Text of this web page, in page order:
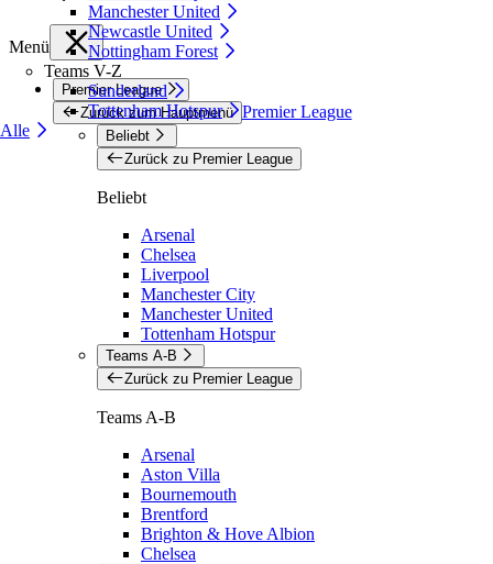
Manchester United
Newcastle United
Nottingham Forest
Teams V-Z
Sunderland
Tottenham Hotspur
Alle
Menü
Premier League
Zurück zum Hauptmenü Premier League
Beliebt
Zurück zu Premier League
Beliebt
Arsenal
Chelsea
Liverpool
Manchester City
Manchester United
Tottenham Hotspur
Teams A-B
Zurück zu Premier League
Teams A-B
Arsenal
Aston Villa
Bournemouth
Brentford
Brighton & Hove Albion
Chelsea